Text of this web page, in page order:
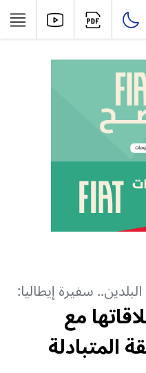
‏سفيرة إيطاليا:
مع
المتبادلة